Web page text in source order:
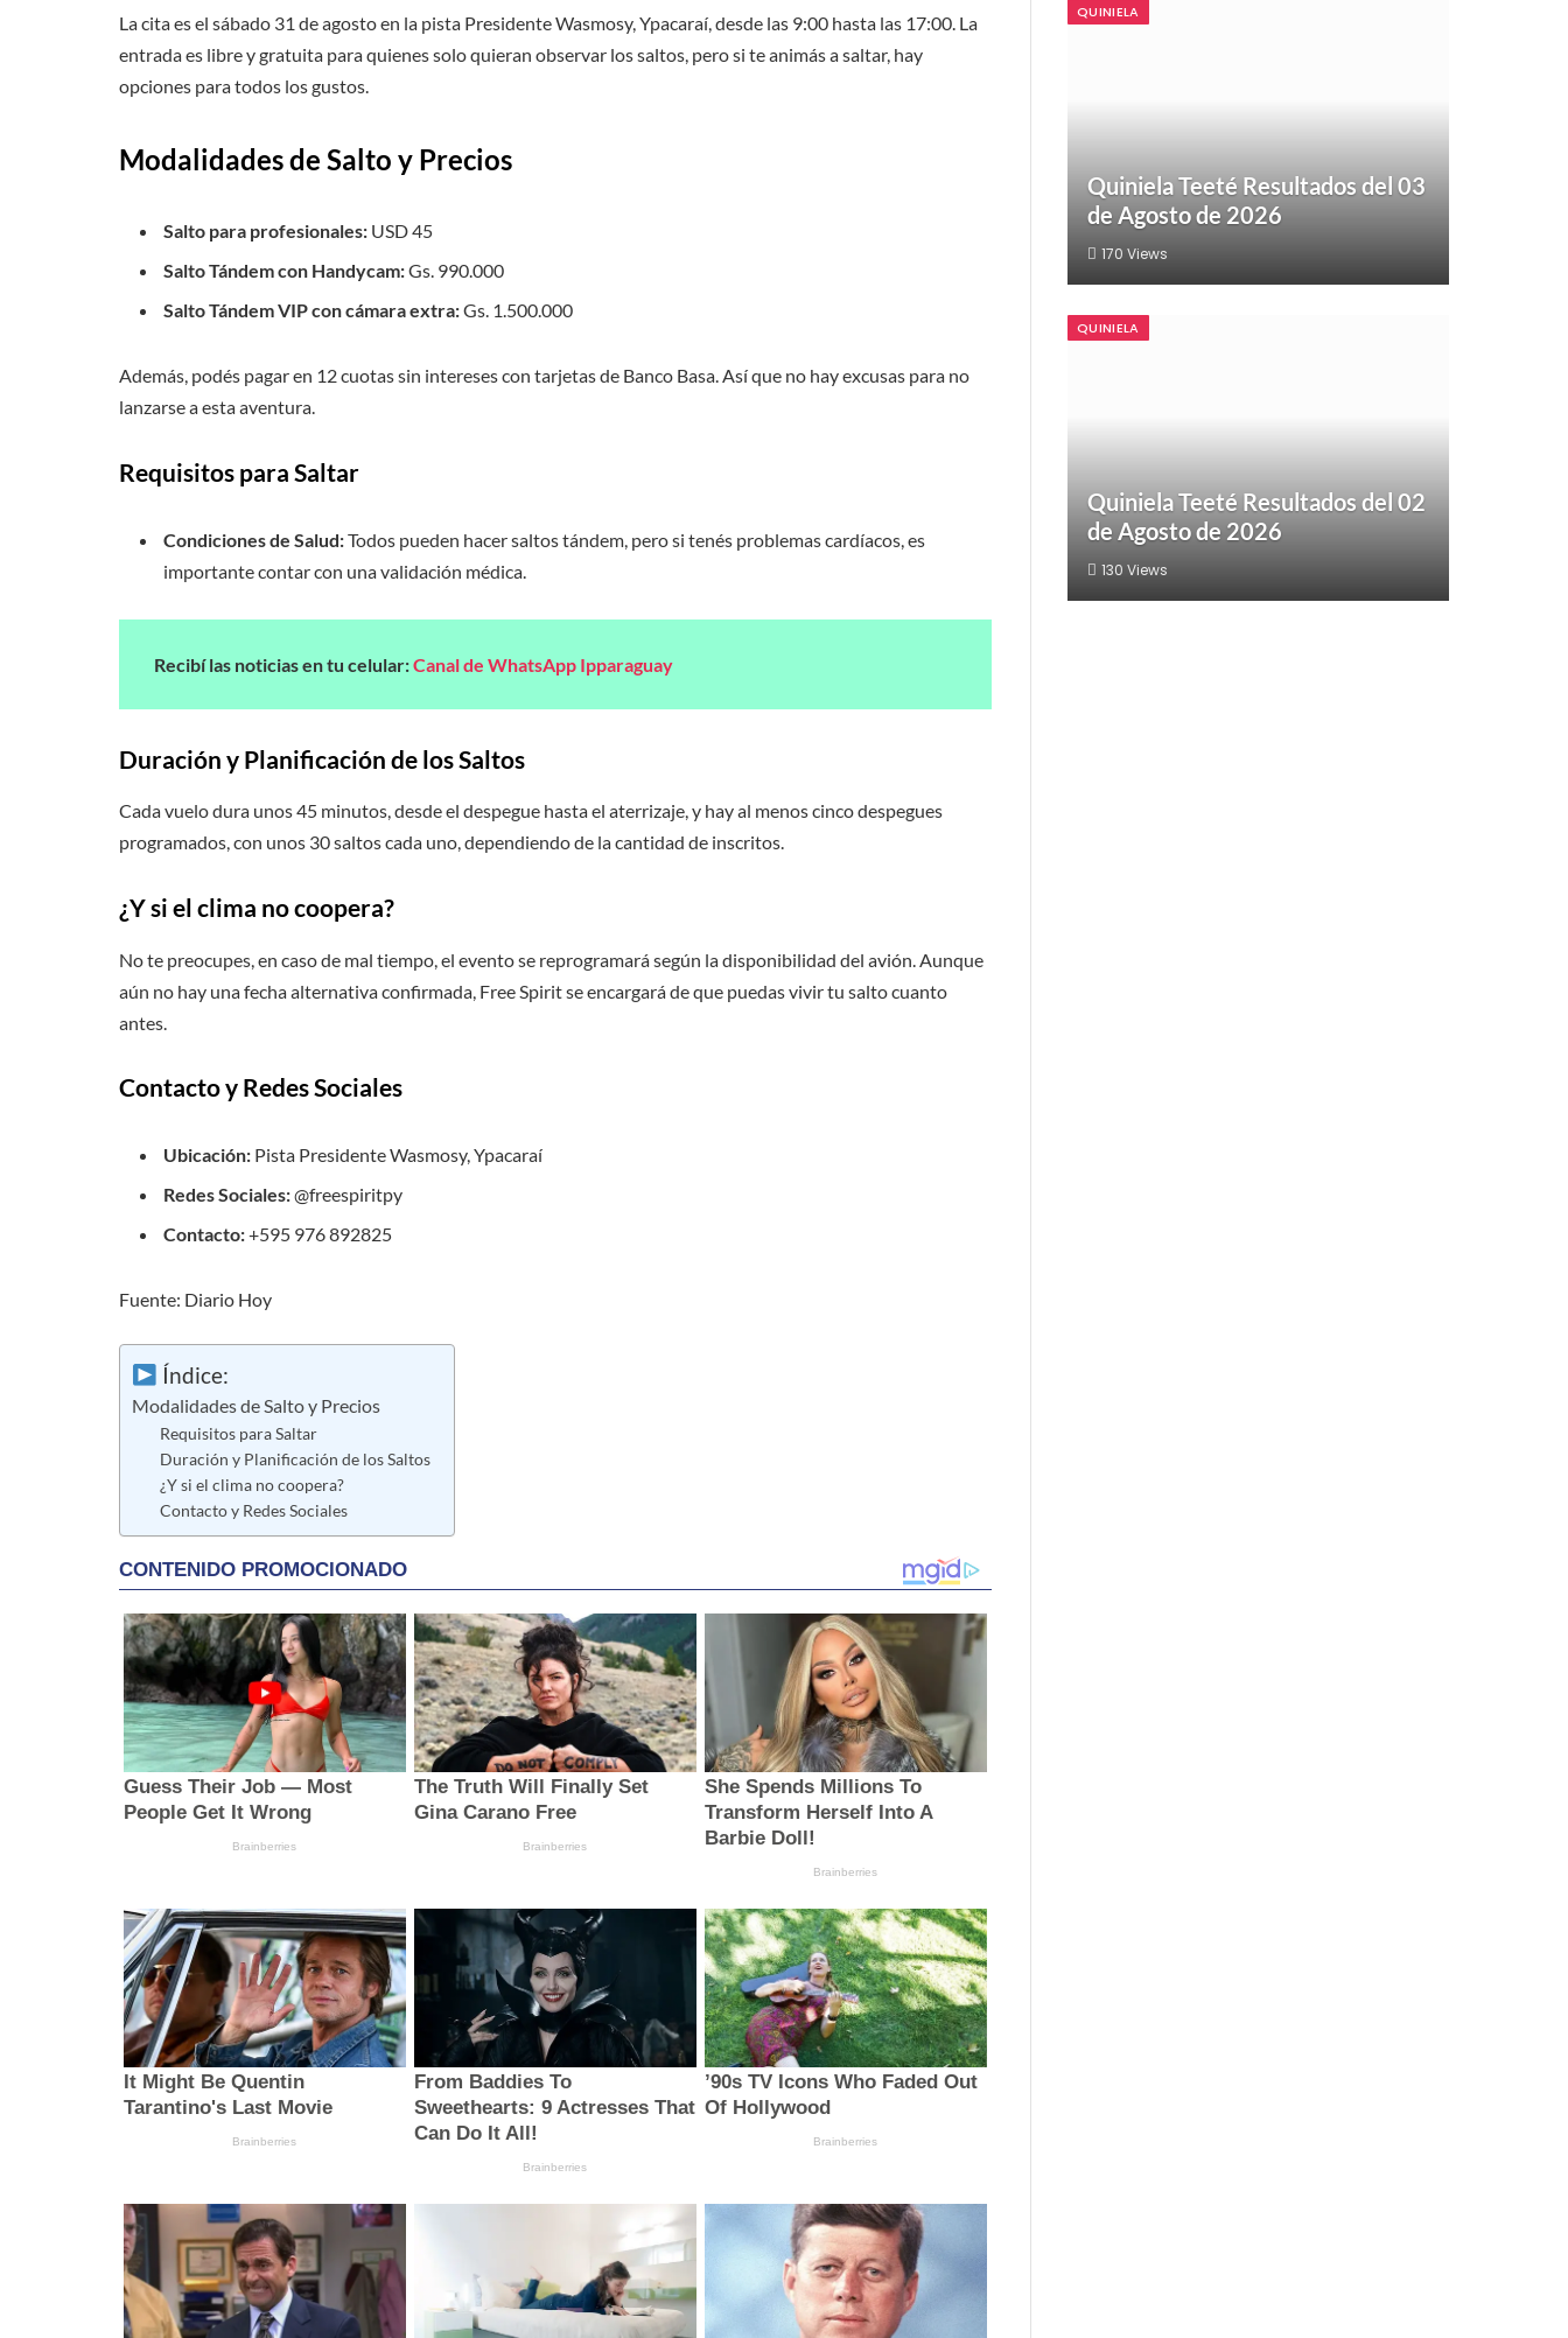
La cita es el sábado 31 de agosto en la pista Presidente Wasmosy, Ypacaraí, desde las 9:00 hasta las 17:00. La
entrada es libre y gratuita para quienes solo quieran observar los saltos, pero si te animás a saltar, hay
opciones para todos los gustos.
Modalidades de Salto y Precios
Salto para profesionales: USD 45
Salto Tándem con Handycam:Gs. 990.000
Salto Tándem VIP con cámara extra:Gs. 1.500.000
Además, podés pagar en 12 cuotas sin intereses con tarjetas de Banco Basa. Así que no hay excusas para no
lanzarse a esta aventura.
Requisitos para Saltar
Condiciones de Salud:Todos pueden hacer saltos tándem, pero si tenés problemas cardíacos, es
importante contar con una validación médica.
Recibí las noticias en tu celular:Canal de WhatsApp Ipparaguay
Duración y Planificación de los Saltos
Cada vuelo dura unos 45 minutos, desde el despegue hasta el aterrizaje, y hay al menos cinco despegues
programados, con unos 30 saltos cada uno, dependiendo de la cantidad de inscritos.
¿Y si el clima no coopera?
No te preocupes, en caso de mal tiempo, el evento se reprogramará según la disponibilidad del avión. Aunque
aún no hay una fecha alternativa confirmada, Free Spirit se encargará de que puedas vivir tu salto cuanto
antes.
Contacto y Redes Sociales
Ubicación: Pista Presidente Wasmosy, Ypacaraí
Redes Sociales:@freespiritpy
Contacto:+595 976 892825
Fuente: Diario Hoy
Índice:
Modalidades de Salto y Precios
Requisitos para Saltar
Duración y Planificación de los Saltos
¿Y si el clima no coopera?
Contacto y Redes Sociales
QUINIELA
Quiniela Teeté Resultados del 03
de Agosto de 2026
170 Views
QUINIELA
Quiniela Teeté Resultados del 02
de Agosto de 2026
130 Views